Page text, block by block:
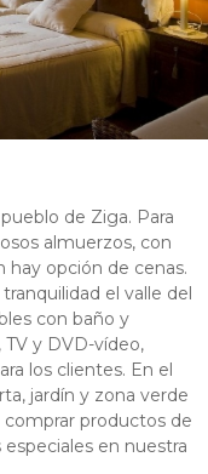
de Ziga. Para
almuerzos, con
hay opción de cenas.
el valle del
con baño y
y DVD-vídeo,
los clientes. En el
jardín y zona verde
comprar productos de
en nuestra